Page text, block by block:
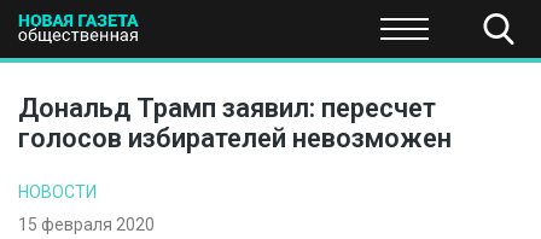
ПОЛИТИКА ЭКОНОМИКА НАУКА И
Дональд Трамп заявил: пересчет
голосов избирателей невозможен
НОВОСТИ
15 февраля 2020